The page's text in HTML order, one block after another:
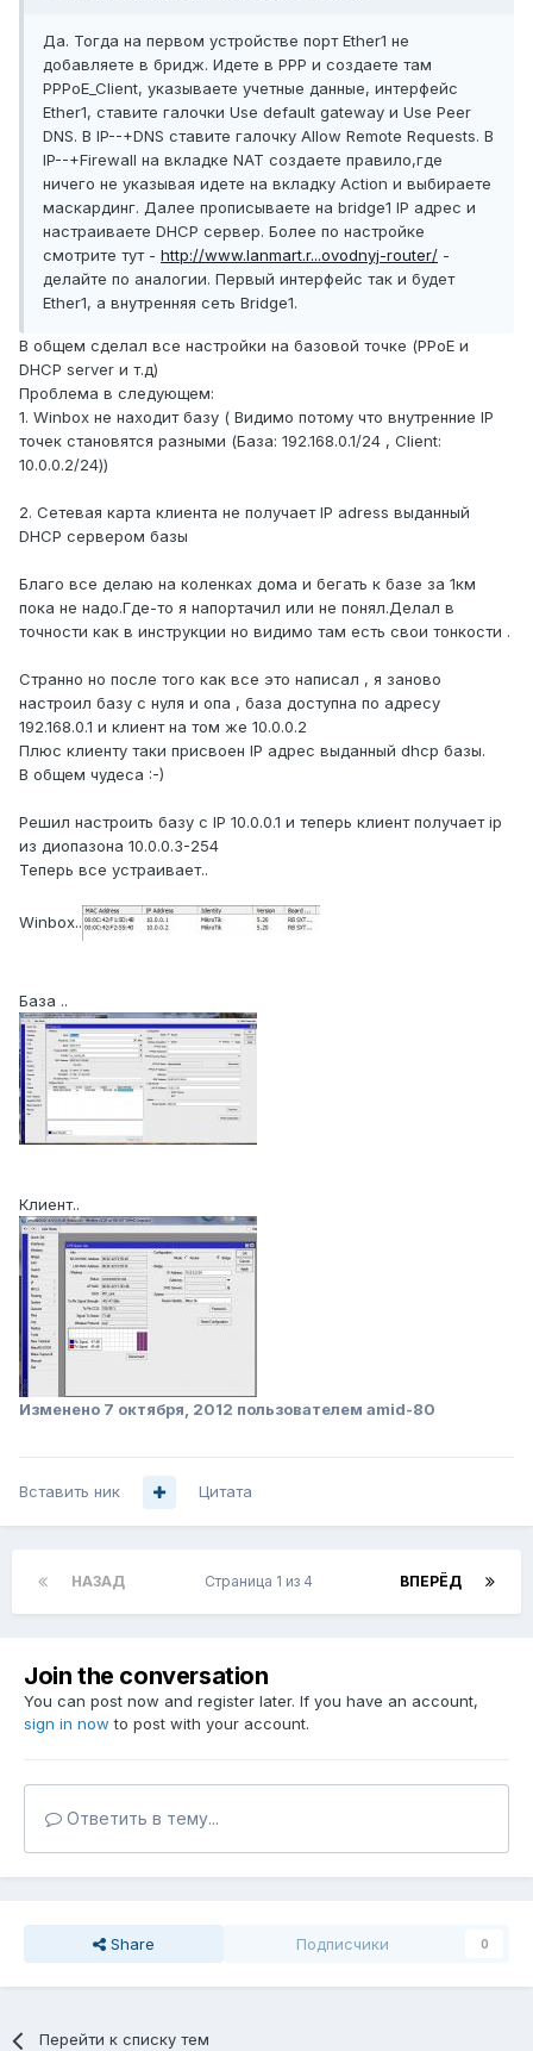
Да. Тогда на первом устройстве порт Ether1 не
добавляете в бридж. Идете в PPP и создаете там
PPPoE_Client, указываете учетные данные, интерфейс
Ether1, ставите галочки Use default gateway и Use Peer
DNS. В IP--+DNS ставите галочку Allow Remote Requests. В
IP--+Firewall на вкладке NAT создаете правило,где
ничего не указывая идете на вкладку Action и выбираете
маскардинг. Далее прописываете на bridge1 IP адрес и
настраиваете DHCP сервер. Более по настройке
смотрите тут - http://www.lanmart.r...ovodnyj-router/ -
делайте по аналогии. Первый интерфейс так и будет
Ether1, а внутренняя сеть Bridge1.
В общем сделал все настройки на базовой точке (PPoE и
DHCP server и т.д)
Проблема в следующем:
1. Winbox не находит базу ( Видимо потому что внутренние IP
точек становятся разными (База: 192.168.0.1/24 , Client:
10.0.0.2/24))
2. Сетевая карта клиента не получает IP adress выданный
DHCP сервером базы
Благо все делаю на коленках дома и бегать к базе за 1км
пока не надо.Где-то я напортачил или не понял.Делал в
точности как в инструкции но видимо там есть свои тонкости .
Странно но после того как все это написал , я заново
настроил базу с нуля и опа , база доступна по адресу
192.168.0.1 и клиент на том же 10.0.0.2
Плюс клиенту таки присвоен IP адрес выданный dhcp базы.
В общем чудеса :-)
Решил настроить базу с IP 10.0.0.1 и теперь клиент получает ip
из диопазона 10.0.0.3-254
Теперь все устраивает..
Winbox..
База ..
Клиент..
Изменено 7 октября, 2012 пользователем amid-80
Вставить ник Цитата
НАЗАД ВПЕРЁД
Страница 1 из 4
Join the conversation
You can post now and register later. If you have an account,
sign in now to post with your account.
Ответить в тему...
Share Подписчики 0
Перейти к списку тем